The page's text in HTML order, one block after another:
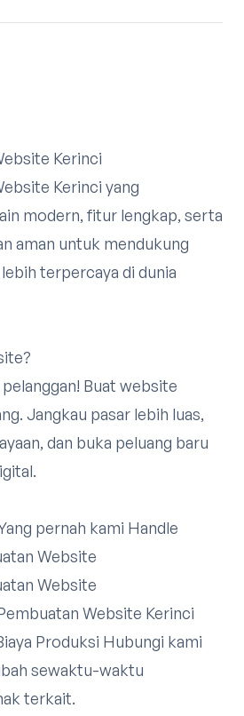
Kerinci
Kerinci yang
modern, fitur lengkap, serta
aman untuk mendukung
terpercaya di dunia
Buat website
Jangkau pasar lebih luas,
dan buka peluang baru
pernah kami Handle
Website
Website
Website Kerinci
Produksi Hubungi kami
sewaktu-waktu
terkait.